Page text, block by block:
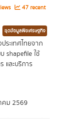
47 recent
ชุดข้อมูลพืชเศรษฐกิจ
ระเทศไทยจาก
shapefile ใช้
และบริการ
ม 2569